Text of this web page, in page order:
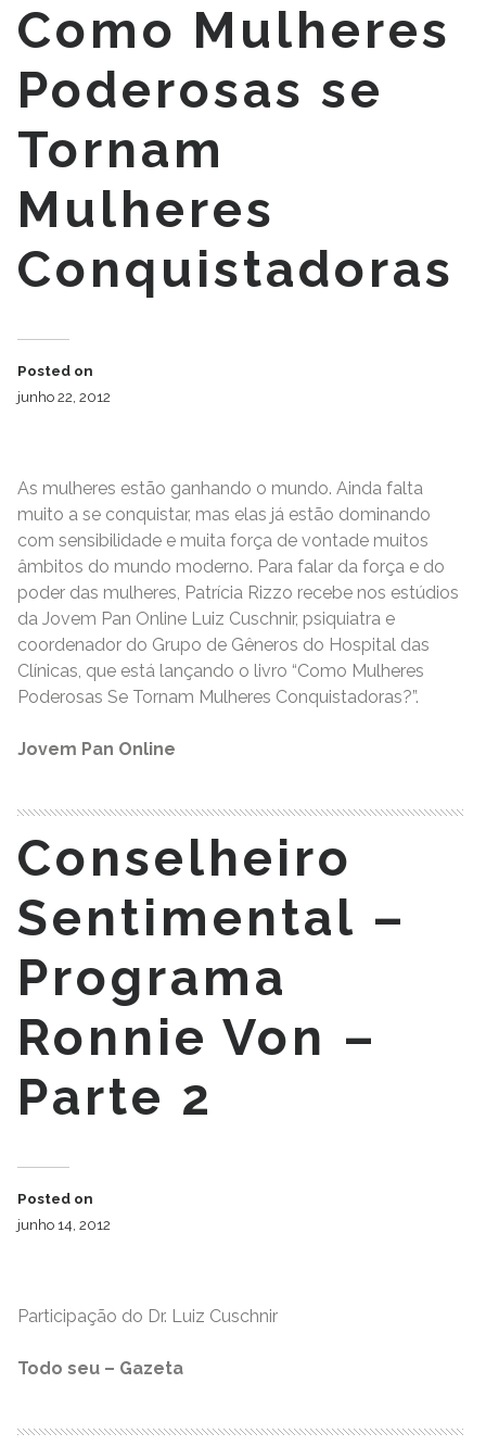
Como Mulheres
Poderosas se
Tornam
Mulheres
Conquistadoras
Posted on
junho 22, 2012
As mulheres estão ganhando o mundo. Ainda falta
muito a se conquistar, mas elas já estão dominando
com sensibilidade e muita força de vontade muitos
âmbitos do mundo moderno. Para falar da força e do
poder das mulheres, Patrícia Rizzo recebe nos estúdios
da Jovem Pan Online Luiz Cuschnir, psiquiatra e
coordenador do Grupo de Gêneros do Hospital das
Clínicas, que está lançando o livro “Como Mulheres
Poderosas Se Tornam Mulheres Conquistadoras?”.
Jovem Pan Online
Conselheiro
Sentimental –
Programa
Ronnie Von –
Parte 2
Posted on
junho 14, 2012
Participação do Dr. Luiz Cuschnir
Todo seu – Gazeta